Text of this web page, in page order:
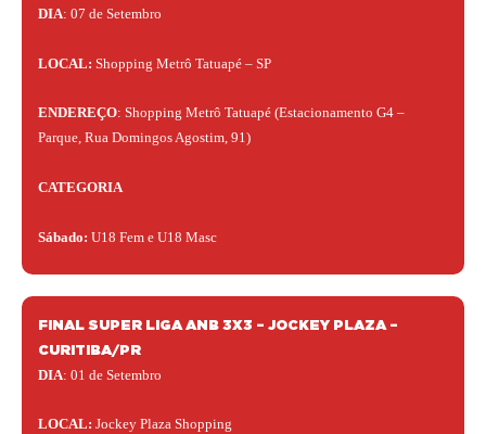
DIA: 07 de Setembro
LOCAL: Shopping Metrô Tatuapé – SP
ENDEREÇO: Shopping Metrô Tatuapé (Estacionamento G4 –
Parque, Rua Domingos Agostim, 91)
CATEGORIA
Sábado: U18 Fem e U18 Masc
FINAL SUPER LIGA ANB 3X3 – JOCKEY PLAZA –
CURITIBA/PR
DIA: 01 de Setembro
LOCAL: Jockey Plaza Shopping